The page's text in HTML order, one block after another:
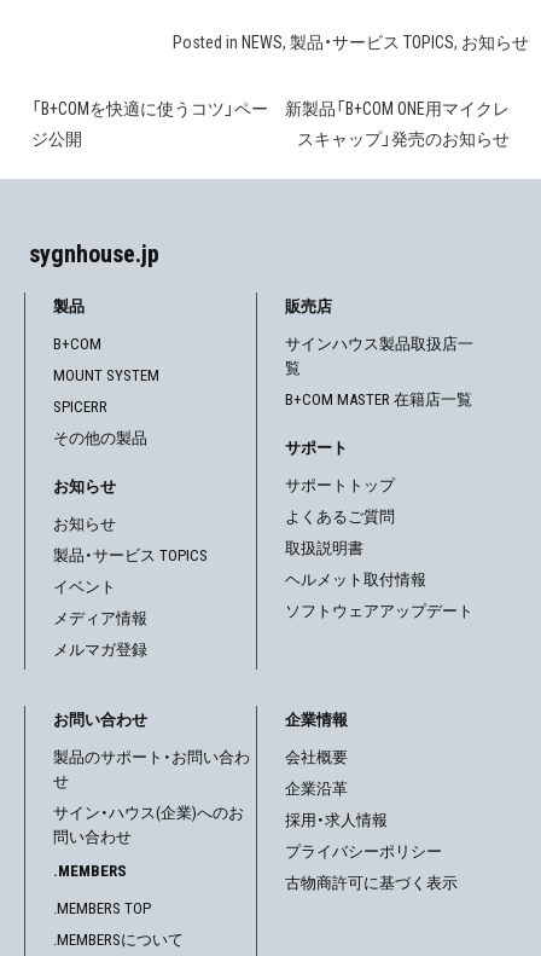
Posted in NEWS, 製品・サービス TOPICS, お知らせ
投
ビ
ゲ
ー
シ
ョ
ン
「B+COMを快適に使うコツ」ペー
ジ公開
新製品「B+COM ONE用マイクレ
スキャップ」発売のお知らせ
sygnhouse.jp
製品
B+COM
MOUNT SYSTEM
SPICERR
その他の製品
お知らせ
お知らせ
製品・サービス TOPICS
イベント
メディア情報
メルマガ登録
販売店
サインハウス製品取扱店一
覧
B+COM MASTER 在籍店一覧
サポート
サポートトップ
よくあるご質問
取扱説明書
ヘルメット取付情報
ソフトウェアアップデート
お問い合わせ
製品のサポート・お問い合わ
せ
サイン・ハウス(企業)へのお
問い合わせ
.MEMBERS
.MEMBERS TOP
.MEMBERSについて
企業情報
会社概要
企業沿革
採用・求人情報
プライバシーポリシー
古物商許可に基づく表示